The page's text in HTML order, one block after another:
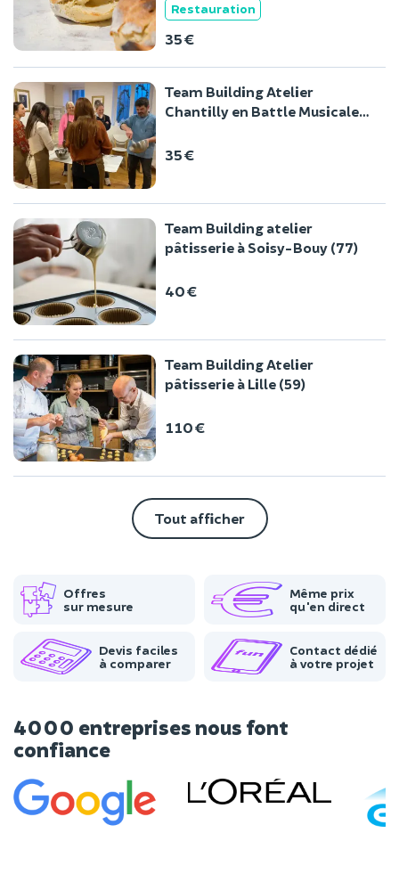
Restauration
35 €
Team Building Atelier
Chantilly en Battle Musicale
35 €
Team Building atelier
pâtisserie à Soisy-Bouy (77)
40 €
Team Building Atelier
pâtisserie à Lille (59)
110 €
Tout afficher
Offres
sur mesure
Même prix
qu'en direct
Devis faciles
à comparer
Contact dédié
à votre projet
4000 entreprises nous font
confiance